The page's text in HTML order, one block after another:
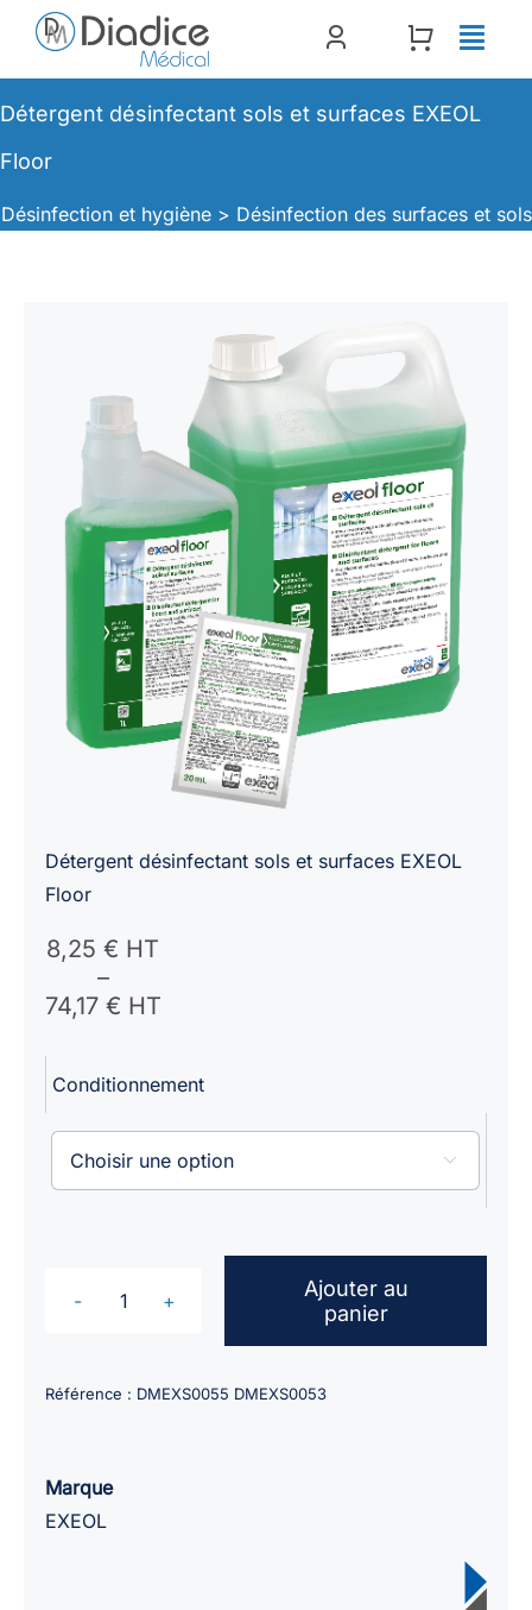
Passer
contenu
Détergent désinfectant sols et surfaces EXEOL
Floor
Désinfection et hygiène > Désinfection des surfaces et sols
Détergent désinfectant sols et surfaces EXEOL
Floor
8,25€ HT
–
74,17 € HT
Plage
de
prix :
à
HT
Conditionnement

quantité
Détergent
Ajouter au
panier
Référence : DMEXS0055 DMEXS0053
Marque
EXEOL